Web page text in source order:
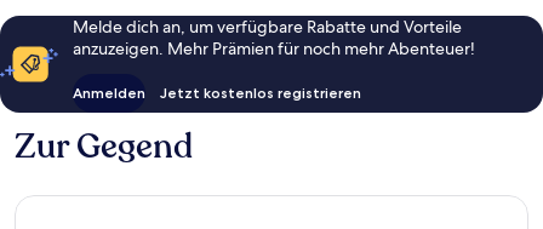
Melde dich an, um verfügbare Rabatte und Vorteile
anzuzeigen. Mehr Prämien für noch mehr Abenteuer!
Anmelden Jetzt kostenlos registrieren
Zur Gegend